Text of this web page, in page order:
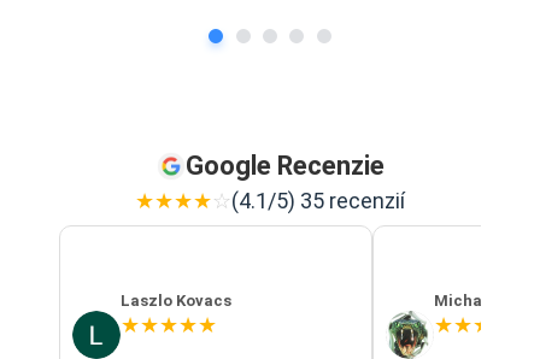
Google Recenzie
★★★★☆(4.1/5) 35 recenzií
Laszlo Kovacs
★★★★★
Michal Szabo
★★★